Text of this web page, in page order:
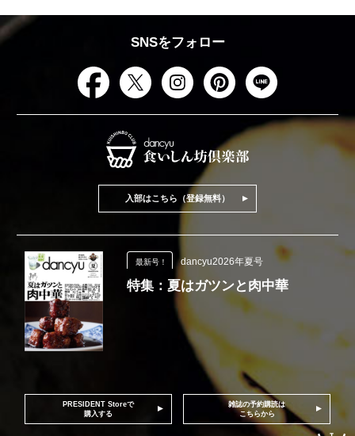
SNSをフォロー
入部はこちら（登録無料）
最新号！ dancyu2026年夏号
特集：夏はガツンと肉中華
PRESIDENT Storeで
購入する
雑誌の予約購読は
こちらから